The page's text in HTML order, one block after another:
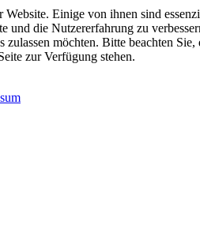
Website. Einige von ihnen sind
und die Nutzererfahrung zu
zulassen möchten. Bitte beachten
zur Verfügung stehen.